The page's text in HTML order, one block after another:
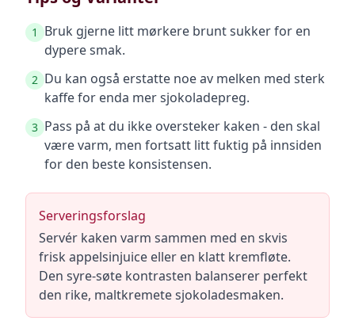
1
Bruk gjerne litt mørkere brunt sukker for en
dypere smak.
2 Du kan også erstatte noe av melken med sterk
kaffe for enda mer sjokoladepreg.
3 Pass på at du ikke oversteker kaken - den skal
være varm, men fortsatt litt fuktig på innsiden
for den beste konsistensen.
Serveringsforslag
Servér kaken varm sammen med en skvis
frisk appelsinjuice eller en klatt kremfløte.
Den syre-søte kontrasten balanserer perfekt
den rike, maltkremete sjokoladesmaken.